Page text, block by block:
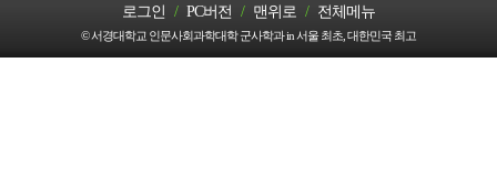
로그인 / PC버전 / 맨위로 / 전체메뉴
© 서경대학교 인문사회과학대학 군사학과 in 서울 최초, 대한민국 최고